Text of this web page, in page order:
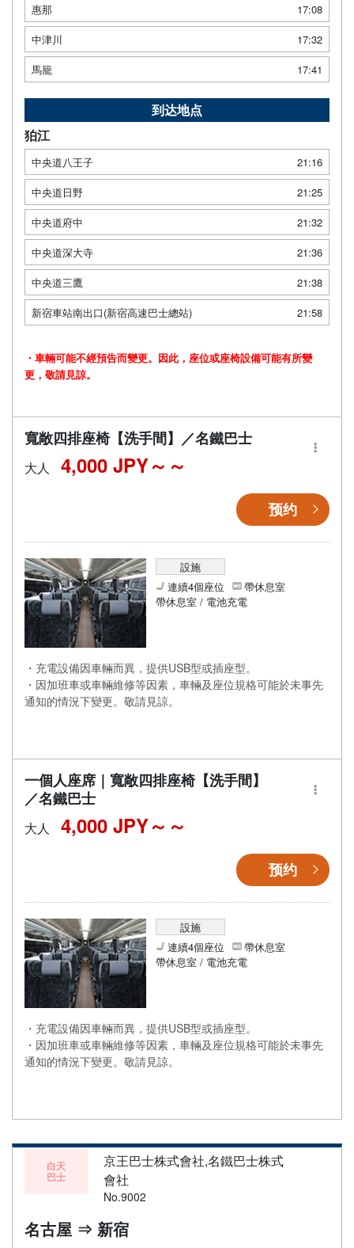
惠那
17:08
中津川
17:32
馬籠
17:41
到达地点
狛江
中央道八王子
21:16
中央道日野
21:25
中央道府中
21:32
中央道深大寺
21:36
中央道三鷹
21:38
新宿車站南出口(新宿高速巴士總站)
21:58
・車輛可能不經預告而變更。因此，座位或座椅設備可能有所變
更，敬請見諒。
寬敞四排座椅【洗手間】／名鐵巴士
大人 4,000 JPY～
预约
設施
連續4個座位
帶休息室
帶休息室 / 電池充電
・充電設備因車輛而異，提供USB型或插座型。
・因加班車或車輛維修等因素，車輛及座位規格可能於未事先
通知的情況下變更。敬請見諒。
一個人座席｜寬敞四排座椅【洗手間】
／名鐵巴士
大人 4,000 JPY～
预约
設施
連續4個座位
帶休息室
帶休息室 / 電池充電
・充電設備因車輛而異，提供USB型或插座型。
・因加班車或車輛維修等因素，車輛及座位規格可能於未事先
通知的情況下變更。敬請見諒。
白天
巴士
京王巴士株式會社,名鐵巴士株式
會社
No.9002
名古屋 ⇒ 新宿